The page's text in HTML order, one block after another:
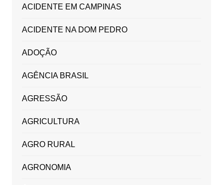
ACIDENTE EM CAMPINAS
ACIDENTE NA DOM PEDRO
ADOÇÃO
AGÊNCIA BRASIL
AGRESSÃO
AGRICULTURA
AGRO RURAL
AGRONOMIA